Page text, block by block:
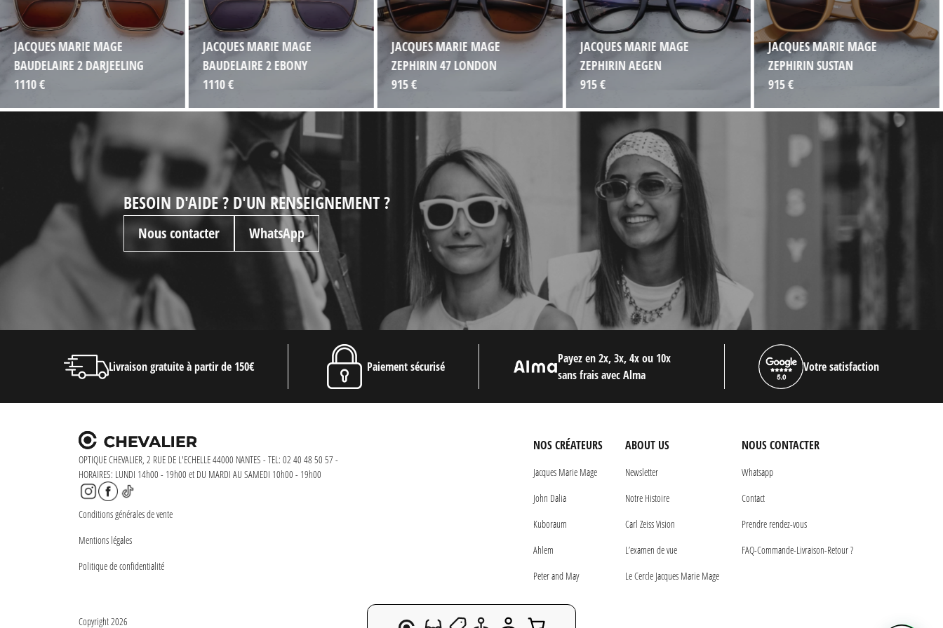
JACQUES MARIE MAGE
BAUDELAIRE 2 DARJEELING
1110 €
JACQUES MARIE MAGE
BAUDELAIRE 2 EBONY
1110 €
JACQUES MARIE MAGE
ZEPHIRIN 47 LONDON
915 €
JACQUES MARIE MAGE
ZEPHIRIN AEGEN
915 €
JACQUES MARIE MAGE
ZEPHIRIN SUSTAN
915 €
BESOIN D'AIDE ? D'UN RENSEIGNEMENT ?
Nous contacter WhatsApp
Livraison gratuite à partir de 150€ Paiement sécurisé
Payez en 2x, 3x, 4x ou 10x
sans frais avec Alma
Votre satisfaction
OPTIQUE CHEVALIER, 2 RUE DE L'ECHELLE 44000 NANTES - TEL: 02 40 48 50 57 -
HORAIRES: LUNDI 14h00 - 19h00 et DU MARDI AU SAMEDI 10h00 - 19h00
Conditions générales de vente
Mentions légales
Politique de confidentialité
Copyright 2026
NOS CRÉATEURS
Jacques Marie Mage
John Dalia
Kuboraum
Ahlem
Peter and May
ABOUT US
Newsletter
Notre Histoire
Carl Zeiss Vision
L’examen de vue
Le Cercle Jacques Marie Mage
NOUS CONTACTER
Whatsapp
Contact
Prendre rendez-vous
FAQ-Commande-Livraison-Retour ?